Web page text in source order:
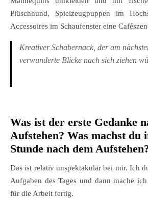
Plüschhund, Spielzeugpuppen im
Accessoires im Schaufenster eine
Kreativer Schabernack, der am
verwunderte Blicke nach sich ziehen
Was ist der erste Gedanke
Aufstehen? Was machst du
Stunde nach dem
Das ist relativ unspektakulär bei mir. Ich
Aufgaben des Tages und dann mache
für die Arbeit fertig.